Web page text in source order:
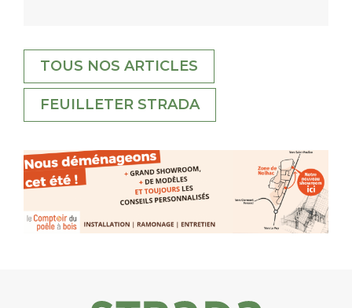
TOUS NOS ARTICLES
FEUILLETER STRADA